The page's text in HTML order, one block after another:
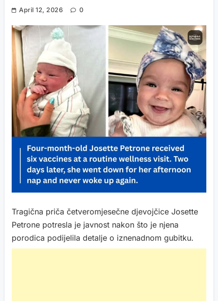
April 12, 2026 0
Tragična priča četveromjesečne djevojčice Josette
Petrone potresla je javnost nakon što je njena
porodica podijelila detalje o iznenadnom gubitku.